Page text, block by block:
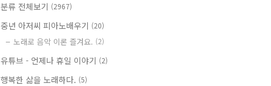
분류 전체보기 (2967)
중년 아저씨 피아노배우기 (20)
노래로 음악 이론 즐겨요. (2)
유튜브 - 언제나 휴일 이야기 (2)
행복한 삶을 노래하다. (5)